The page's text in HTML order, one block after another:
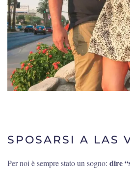
SPOSARSI A LAS
Per noi è sempre stato un sogno: dire